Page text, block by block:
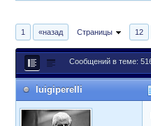
1 «назад Страницы 12
Сообщений в теме:
luigiperelli